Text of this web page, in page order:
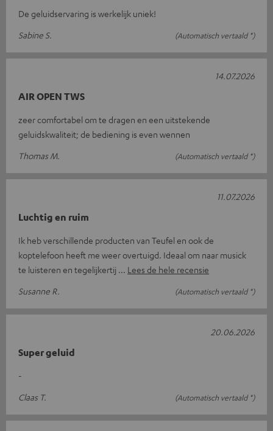
De geluidservaring is werkelijk uniek!
Sabine S.
(Automatisch vertaald *)
AIR OPEN TWS
zeer comfortabel om te dragen en een uitstekende
geluidskwaliteit; de bediening is even wennen
Thomas M.
(Automatisch vertaald *)
14.07.2026
Luchtig en ruim
Ik heb verschillende producten van Teufel en ook de
koptelefoon heeft me weer overtuigd. Ideaal om naar musick
te luisteren en tegelijkertij
Lees de hele recensie
Susanne R.
(Automatisch vertaald *)
11.07.2026
Super geluid
-
Claas T.
(Automatisch vertaald *)
20.06.2026